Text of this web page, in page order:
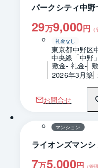
パークシティ中
29万9,000円
礼金なし
東京都中野区
中央線「中野
敷金- 礼金-
2026年3月築
お問合せ
マンション
ライオンズマン
7万5,000円 （管